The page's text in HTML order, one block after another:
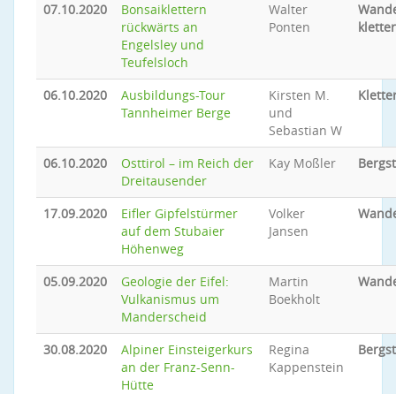
07.10.2020
Bonsaiklettern
rückwärts an
Engelsley und
Teufelsloch
Walter
Ponten
06.10.2020
Ausbildungs-Tour
Tannheimer Berge
Kirsten M.
und
Sebastian W
06.10.2020
Osttirol – im Reich der
Dreitausender
Kay Moßler
17.09.2020
Eifler Gipfelstürmer
auf dem Stubaier
Höhenweg
Volker
Jansen
05.09.2020
Geologie der Eifel:
Vulkanismus um
Manderscheid
Martin
Boekholt
30.08.2020
Alpiner Einsteigerkurs
an der Franz-Senn-
Hütte
Regina
Kappenstein